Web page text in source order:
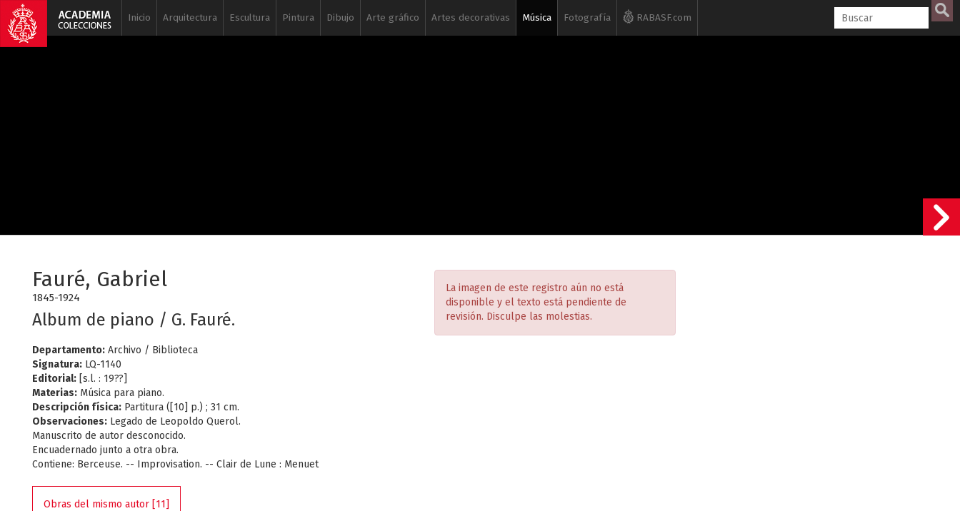
Inicio Arquitectura Escultura Pintura Dibujo Arte gráfico Artes decorativas Música Fotografía RABASF.com
Fauré, Gabriel
1845-1924
Album de piano / G. Fauré.
Departamento: Archivo / Biblioteca
Signatura: LQ-1140
Editorial: [s.l. : 19??]
Materias: Música para piano.
Descripción física: Partitura ([10] p.) ; 31 cm.
Observaciones: Legado de Leopoldo Querol.
Manuscrito de autor desconocido.
Encuadernado junto a otra obra.
Contiene: Berceuse. -- Improvisation. -- Clair de Lune : Menuet
Obras del mismo autor [11]
La imagen de este registro aún no está
disponible y el texto está pendiente de
revisión. Disculpe las molestias.